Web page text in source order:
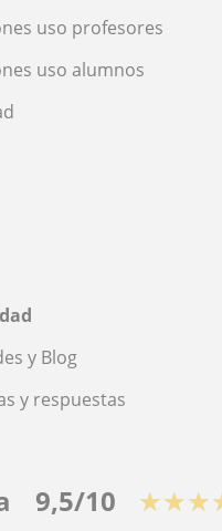
uso profesores
uso alumnos
y Blog
y respuestas
9,5/10